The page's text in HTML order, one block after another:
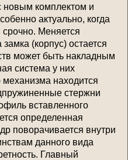
новым комплектом и
актуально, когда
срочно. Меняется
(корпус) остается
может быть накладным
система у них
механизма находится
стержни
вставленного
определенная
поворачивается внутри
данного вида
Главный